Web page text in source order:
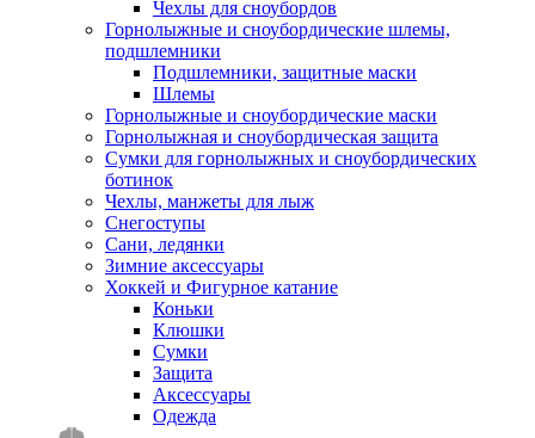
Чехлы для сноубордов
Горнолыжные и сноубордические шлемы,
подшлемники
Подшлемники, защитные маски
Шлемы
Горнолыжные и сноубордические маски
Горнолыжная и сноубордическая защита
Сумки для горнолыжных и сноубордических
ботинок
Чехлы, манжеты для лыж
Снегоступы
Сани, ледянки
Зимние аксессуары
Хоккей и Фигурное катание
Коньки
Клюшки
Сумки
Защита
Аксессуары
Одежда